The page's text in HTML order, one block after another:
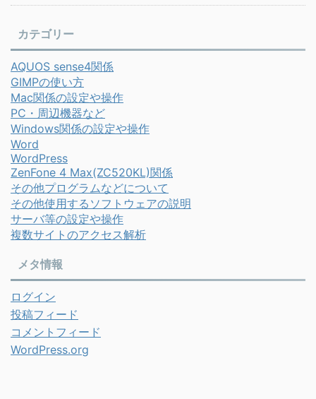
カテゴリー
AQUOS sense4関係
GIMPの使い方
Mac関係の設定や操作
PC・周辺機器など
Windows関係の設定や操作
Word
WordPress
ZenFone 4 Max(ZC520KL)関係
その他プログラムなどについて
その他使用するソフトウェアの説明
サーバ等の設定や操作
複数サイトのアクセス解析
メタ情報
ログイン
投稿フィード
コメントフィード
WordPress.org